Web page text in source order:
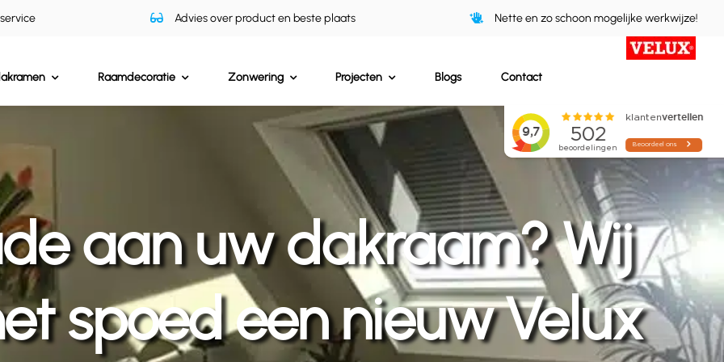
Advies over product en beste plaats Nette en zo schoon mogelijke werkwijze!
Raamdecoratie Zonwering Projecten Blogs Contact
aan uw dakraam? Wij
spoed een nieuw Velux